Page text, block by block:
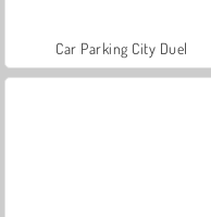
Car Parking City Duel